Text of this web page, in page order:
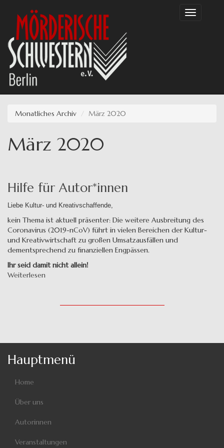
Inhalt
Toggle
Monatliches Archiv März 2020
März 2020
Hilfe für Autor*innen
Liebe Kultur- und Kreativschaffende,
kein Thema ist aktuell präsenter: Die weitere Ausbreitung des
Coronavirus (2019-nCoV) führt in vielen Bereichen der Kultur-
und Kreativwirtschaft zu großen Umsatzausfällen und
dementsprechend zu finanziellen Engpässen.
Ihr seid damit nicht allein!
Weiterlesen
Autor*innen
Hauptmenü
Home
Über uns
Autorinnen
Veranstaltungen